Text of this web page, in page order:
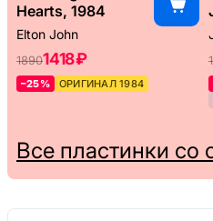
Hearts, 1984
Elton John
18901418 ₽
–25% ОРИГИНАЛ 1984
Все пластинки со